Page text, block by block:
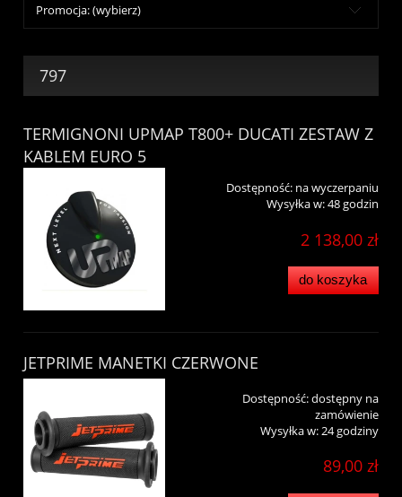
Promocja: (wybierz)
797
TERMIGNONI UPMAP T800+ DUCATI ZESTAW Z
KABLEM EURO 5
Dostępność: na wyczerpaniu
Wysyłka w:48 godzin
2 138,00 zł
do koszyka
JETPRIME MANETKI CZERWONE
Dostępność:dostępny na
zamówienie
Wysyłka w:24 godziny
89,00 zł